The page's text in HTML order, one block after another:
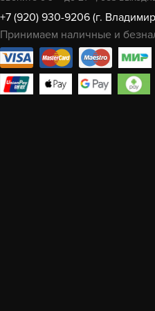
+7 (920) 930-9206 (г.
Принимаем наличные и